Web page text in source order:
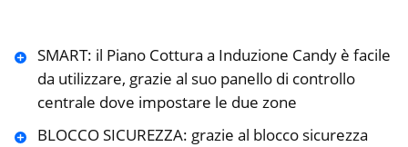
SMART: il Piano Cottura a Induzione Candy è facile
da utilizzare, grazie al suo panello di controllo
centrale dove impostare le due zone
BLOCCO SICUREZZA: grazie al blocco sicurezza